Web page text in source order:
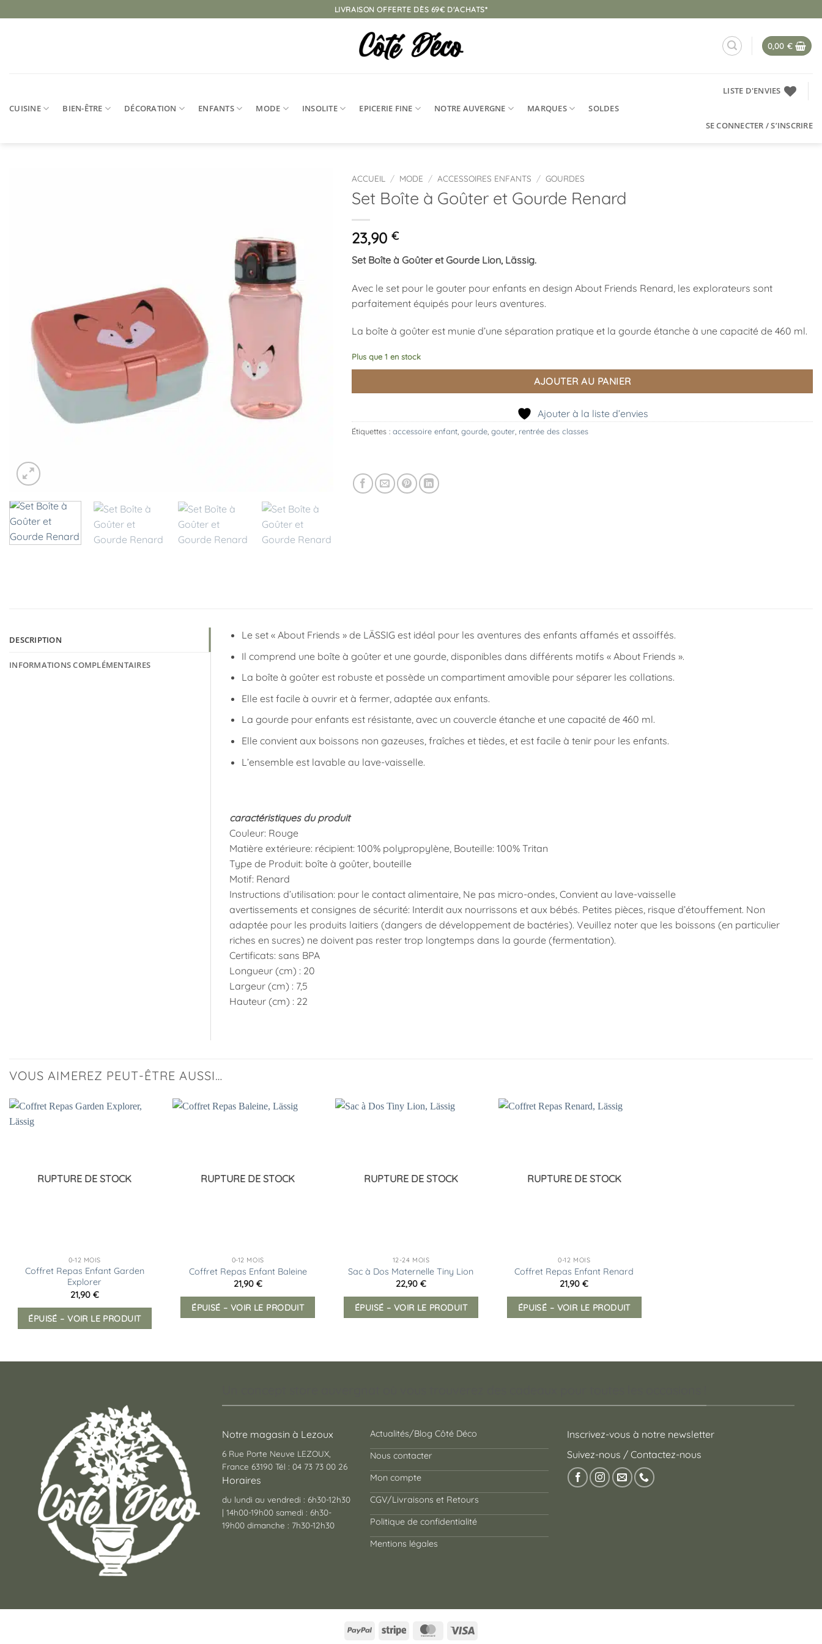
au
LIVRAISON OFFERTE DÈS 69€ D'ACHATS*
0,00 €
CUISINE BIEN-ÊTRE DÉCORATION ENFANTS MODE INSOLITE EPICERIE FINE NOTRE AUVERGNE MARQUES SOLDES
LISTE D'ENVIES
SE CONNECTER / S’INSCRIRE
d’envies
ACCUEIL / MODE / ACCESSOIRES ENFANTS / GOURDES
Set Boîte à Goûter et Gourde Renard
23,90 €
Set Boîte à Goûter et Gourde Lion, Lässig.
Avec le set pour le gouter pour enfants en design About Friends Renard, les explorateurs sont
parfaitement équipés pour leurs aventures.
La boîte à goûter est munie d’une séparation pratique et la gourde étanche à une capacité de 460 ml.
Plus que 1 en stock
AJOUTER AU PANIER
Ajouter à la liste d’envies
Étiquettes : accessoire enfant gourde gouter rentrée des classes
DESCRIPTION
INFORMATIONS COMPLÉMENTAIRES
Le set « About Friends » de LÄSSIG est idéal pour les aventures des enfants affamés et assoiffés.
Il comprend une boîte à goûter et une gourde, disponibles dans différents motifs « About Friends ».
La boîte à goûter est robuste et possède un compartiment amovible pour séparer les collations.
Elle est facile à ouvrir et à fermer, adaptée aux enfants.
La gourde pour enfants est résistante, avec un couvercle étanche et une capacité de 460 ml.
Elle convient aux boissons non gazeuses, fraîches et tièdes, et est facile à tenir pour les enfants.
L’ensemble est lavable au lave-vaisselle.
caractéristiques du produit
Couleur: Rouge
Matière extérieure: récipient: 100% polypropylène, Bouteille: 100% Tritan
Type de Produit: boîte à goûter, bouteille
Motif: Renard
Instructions d’utilisation: pour le contact alimentaire, Ne pas micro-ondes, Convient au lave-vaisselle
avertissements et consignes de sécurité: Interdit aux nourrissons et aux bébés. Petites pièces, risque d’étouffement. Non
adaptée pour les produits laitiers (dangers de développement de bactéries). Veuillez noter que les boissons (en particulier
riches en sucres) ne doivent pas rester trop longtemps dans la gourde (fermentation).
Certificats: sans BPA
Longueur (cm) : 20
Largeur (cm) : 7,5
Hauteur (cm) : 22
VOUS AIMEREZ PEUT-ÊTRE AUSSI…
RUPTURE DE STOCK
0-12 MOIS
Coffret Repas Enfant Garden
Explorer
21,90 €
ÉPUISÉ – VOIR LE PRODUIT
RUPTURE DE STOCK
0-12 MOIS
Coffret Repas Enfant Baleine
21,90 €
ÉPUISÉ – VOIR LE PRODUIT
RUPTURE DE STOCK
12-24 MOIS
Sac à Dos Maternelle Tiny Lion
22,90 €
ÉPUISÉ – VOIR LE PRODUIT
RUPTURE DE STOCK
0-12 MOIS
Coffret Repas Enfant Renard
21,90€
ÉPUISÉ – VOIR LE PRODUIT
Notre magasin à Lezoux
6 Rue Porte Neuve LEZOUX,
France 63190 Tél : 04 73 73 00 26
Horaires
du lundi au vendredi : 6h30-12h30
| 14h00-19h00 samedi : 6h30-
19h00 dimanche : 7h30-12h30
Actualités/Blog Côté Déco
Nous contacter
Mon compte
CGV/Livraisons et Retours
Politique de confidentialité
Mentions légales
Inscrivez-vous à notre newsletter
Suivez-nous / Contactez-nous
PayPal Stripe MasterCard
Visa